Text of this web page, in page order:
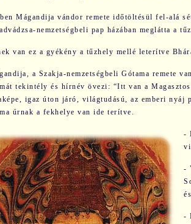
Mágandija vándor remete időtöltésül fel-alá
nemzetségbeli pap házában meglátta a
van ez a gyékény a tűzhely mellé leterítve
a Szakja-nemzetségbeli Gótama remete
tekintély és hírnév övezi: “Itt van a
igaz úton járó, világtudású, az emberi nyáj
úrnak a fekhelye van ide terítve.
-
-
-